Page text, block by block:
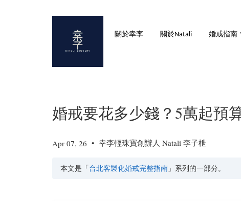
關於幸李 關於Natali 婚戒指南
婚戒要花多少錢？5萬起預
Apr 07, 26 • 幸李輕珠寶創辦人 Natali 李子枻
本文是「台北客製化婚戒完整指南 」系列的一部分。